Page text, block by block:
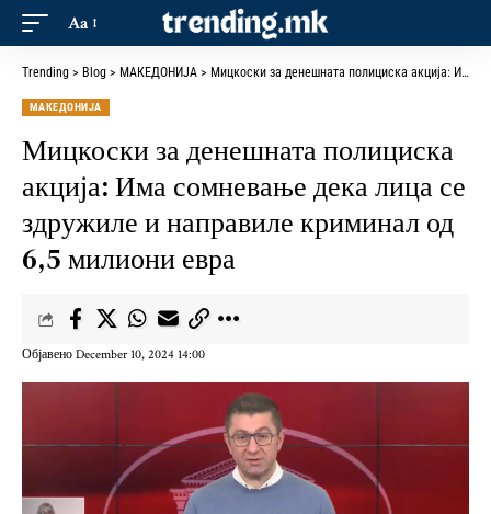
Aa
Trending > Blog > МАКЕДОНИЈА > Мицкоски за денешната полициска акција: Има сомневање дека лица се здружиле и направиле криминал од 6,5 милиони евра
МАКЕДОНИЈА
Мицкоски за денешната полициска
акција: Има сомневање дека лица се
здружиле и направиле криминал од
6,5 милиони евра
Објавено December 10, 2024 14:00